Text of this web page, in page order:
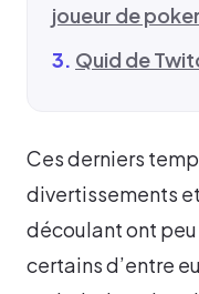
joueur de
Quid de
Ces derniers
divertissements
découlant ont peu
certains d’entre